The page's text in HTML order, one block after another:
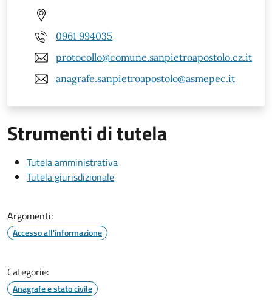
0961 994035
protocollo@comune.sanpietroapostolo.cz.it
anagrafe.sanpietroapostolo@asmepec.it
Strumenti di tutela
Tutela amministrativa
Tutela giurisdizionale
Argomenti:
Accesso all'informazione
Categorie:
Anagrafe e stato civile